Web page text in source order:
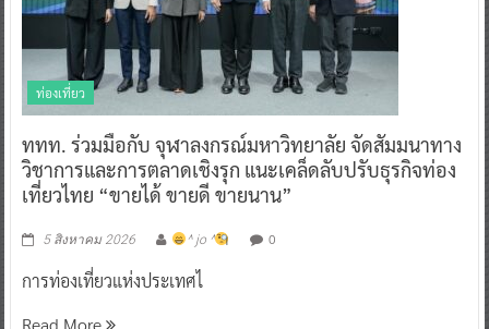
ท่องเที่ยว
ททท. ร่วมมือกับ จุฬาลงกรณ์มหาวิทยาลัย จัดสัมมนาทาง
วิชาการและการตลาดเชิงรุก แนะเคล็ดลับปรับธุรกิจท่อง
เที่ยวไทย “ขายได้ ขายดี ขายนาน”
5 สิงหาคม 2026 ^ jo ^ 0
การท่องเที่ยวแห่งประเทศไ
Read More